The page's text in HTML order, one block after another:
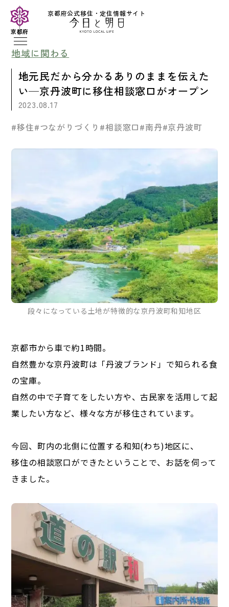
京都府公式移住・定住情報サイト
京都府
地域に関わる
地元民だから分かるありのままを伝えた
い─京丹波町に移住相談窓口がオープン
2023.08.17
#移住#つながりづくり #相談窓口#南丹#京丹波町
段々になっている土地が特徴的な京丹波町和知地区
京都市から車で約1時間。
自然豊かな京丹波町は「丹波ブランド」で知られる食
の宝庫。
自然の中で子育てをしたい方や、古民家を活用して起
業したい方など、様々な方が移住されています。
今回、町内の北側に位置する和知(わち)地区に、
移住の相談窓口ができたということで、お話を伺って
きました。